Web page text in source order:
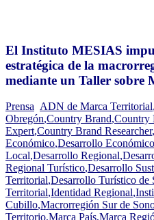
El Instituto MESIAS
estratégica de la
mediante un Taller sobre
Prensa ADN de Marca Territorial,
Obregón,Country Brand,Country
Expert,Country Brand Researcher,
Económico,Desarrollo
Local,Desarrollo Regional,
Regional Turístico,Desarrollo
Territorial,Desarrollo Turístico de
Territorial,Identidad Regional,
Cubillo,Macrorregión Sur de
Territorio,Marca País,Marca